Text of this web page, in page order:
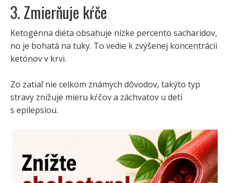
3. Zmierňuje kŕče
Ketogénna diéta obsahuje nízke percento sacharidov,
no je bohatá na tuky. To vedie k zvýšenej koncentrácii
ketónov v krvi.
Zo zatiaľ nie celkom známych dôvodov, takýto typ
stravy znižuje mieru kŕčov a záchvatov u detí
s epilepsiou.